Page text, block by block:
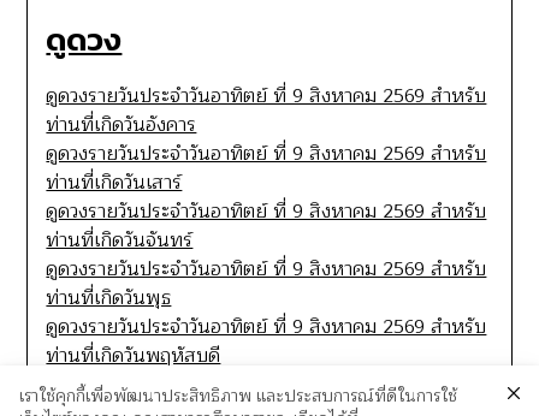
ดูดวง
ดูดวงรายวันประจำวันอาทิตย์ ที่ 9 สิงหาคม 2569 สำหรับ
ท่านที่เกิดวันอังคาร
ดูดวงรายวันประจำวันอาทิตย์ ที่ 9 สิงหาคม 2569 สำหรับ
ท่านที่เกิดวันเสาร์
ดูดวงรายวันประจำวันอาทิตย์ ที่ 9 สิงหาคม 2569 สำหรับ
ท่านที่เกิดวันจันทร์
ดูดวงรายวันประจำวันอาทิตย์ ที่ 9 สิงหาคม 2569 สำหรับ
ท่านที่เกิดวันพุธ
ดูดวงรายวันประจำวันอาทิตย์ ที่ 9 สิงหาคม 2569 สำหรับ
ท่านที่เกิดวันพฤหัสบดี
เราใช้คุกกี้เพื่อพัฒนาประสิทธิภาพ และประสบการณ์ที่ดีในการใช้